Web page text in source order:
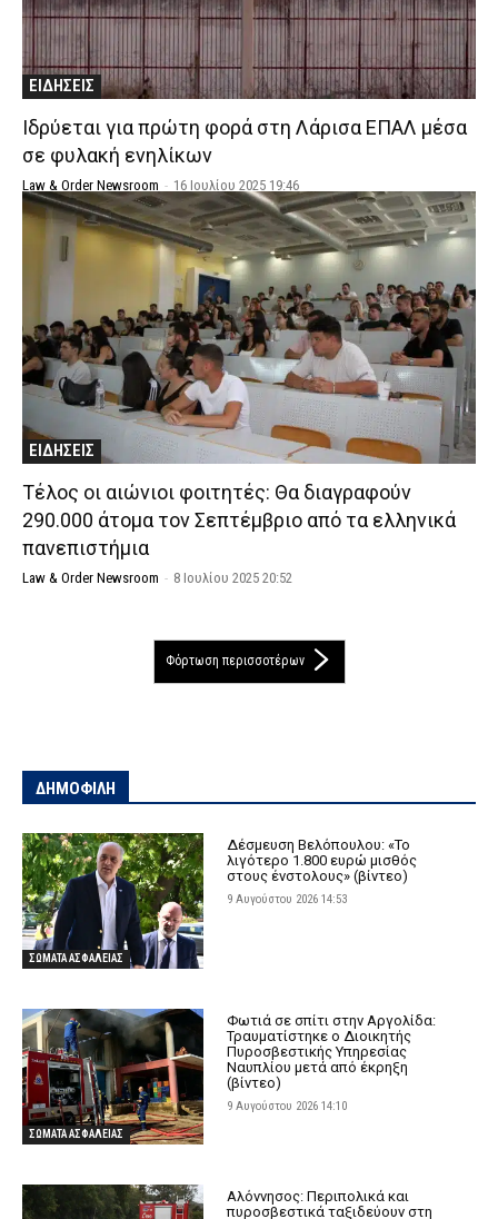
ΕΙΔΗΣΕΙΣ
Ιδρύεται για πρώτη φορά στη Λάρισα ΕΠΑΛ μέσα
σε φυλακή ενηλίκων
Law & Order Newsroom - 16 Ιουλίου 2025 19:46
ΕΙΔΗΣΕΙΣ
Τέλος οι αιώνιοι φοιτητές: Θα διαγραφούν
290.000 άτομα τον Σεπτέμβριο από τα ελληνικά
πανεπιστήμια
Law & Order Newsroom - 8 Ιουλίου 2025 20:52
Φόρτωση περισσοτέρων
ΔΗΜΟΦΙΛΗ
ΣΩΜΑΤΑ ΑΣΦΑΛΕΙΑΣ
Δέσμευση Βελόπουλου: «Το
λιγότερο 1.800 ευρώ μισθός
στους ένστολους» (βίντεο)
9 Αυγούστου 2026 14:53
ΣΩΜΑΤΑ ΑΣΦΑΛΕΙΑΣ
Φωτιά σε σπίτι στην Αργολίδα:
Τραυματίστηκε o Διοικητής
Πυροσβεστικής Υπηρεσίας
Ναυπλίου μετά από έκρηξη
(βίντεο)
9 Αυγούστου 2026 14:10
Αλόννησος: Περιπολικά και
πυροσβεστικά ταξιδεύουν στη